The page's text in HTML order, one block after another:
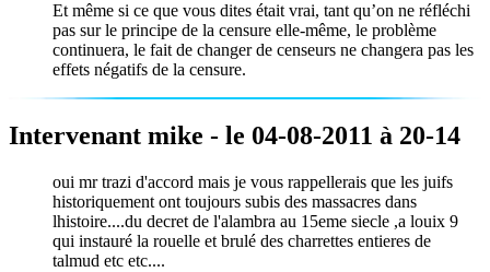
Et même si ce que vous dites était vrai, tant qu’on ne réfléchi
pas sur le principe de la censure elle-même, le problème
continuera, le fait de changer de censeurs ne changera pas les
effets négatifs de la censure.
Intervenant mike - le 04-08-2011 à 20-14
oui mr trazi d'accord mais je vous rappellerais que les juifs
historiquement ont toujours subis des massacres dans
lhistoire....du decret de l'alambra au 15eme siecle ,a louix 9
qui instauré la rouelle et brulé des charrettes entieres de
talmud etc etc....